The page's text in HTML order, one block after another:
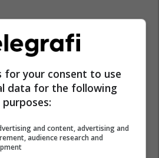
for your consent to use
data for the following
purposes:
and content, advertising and
audience research and